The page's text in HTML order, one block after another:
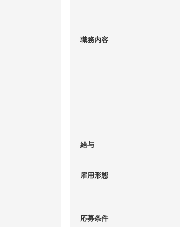
職務内容
給与
雇用形態
応募条件